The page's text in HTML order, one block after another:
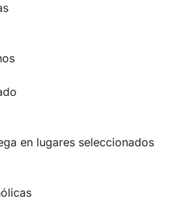
en lugares seleccionados